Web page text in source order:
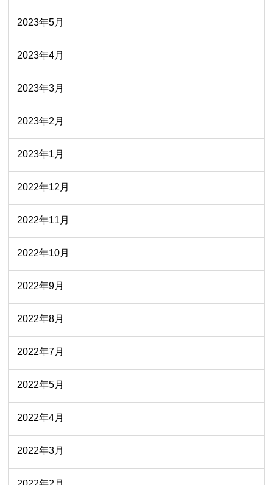
2023年5月
2023年4月
2023年3月
2023年2月
2023年1月
2022年12月
2022年11月
2022年10月
2022年9月
2022年8月
2022年7月
2022年5月
2022年4月
2022年3月